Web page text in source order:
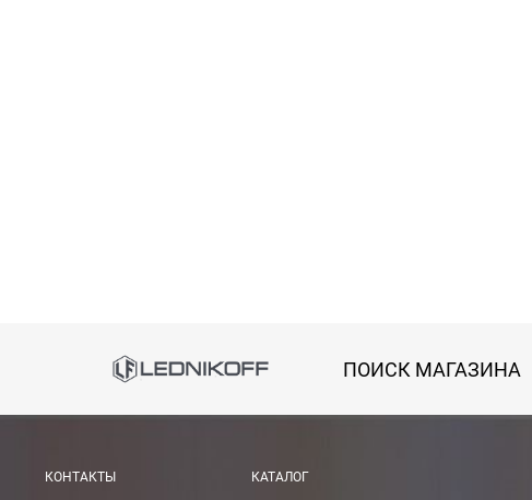
АКСЕССУАРЫ
Загрузка товаров
ПОИСК МАГАЗИНА
КОНТАКТЫ КАТАЛОГ